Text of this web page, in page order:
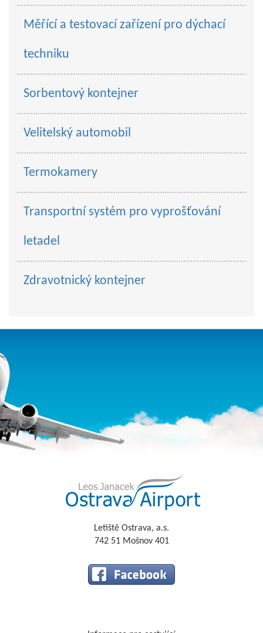
Měřící a testovací zařízení pro dýchací
techniku
Sorbentový kontejner
Velitelský automobil
Termokamery
Transportní systém pro vyprošťování
letadel
Zdravotnický kontejner
Letiště Ostrava, a.s.
742 51 Mošnov 401